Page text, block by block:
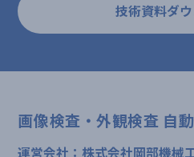
技術資料ダ
画像検査・外観検査 自
運営会社：株式会社岡部機械